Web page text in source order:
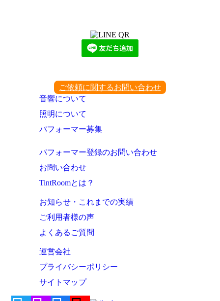
ご依頼に関するお問い合わせ
音響について
照明について
パフォーマー募集
パフォーマー登録のお問い合わせ
お問い合わせ
TintRoomとは？
お知らせ・これまでの実績
ご利用者様の声
よくあるご質問
運営会社
プライバシーポリシー
サイトマップ